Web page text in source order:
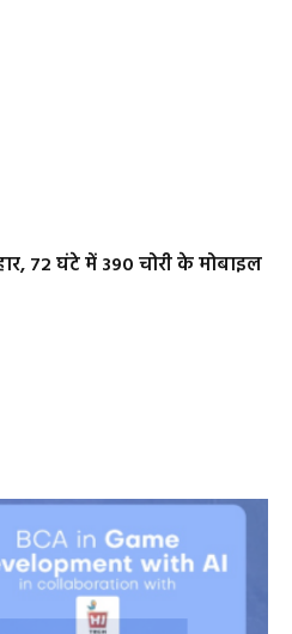
72 घंटे में 390 चोरी के मोबाइल